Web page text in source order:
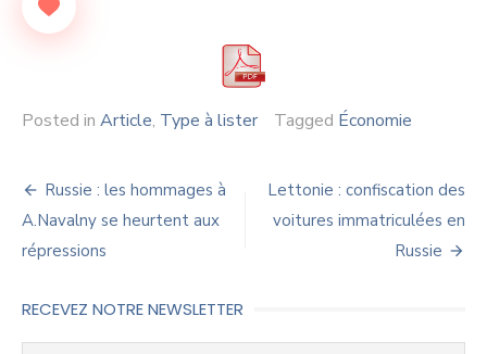
Posted in Article, Type à lister Tagged Économie
Navigation
de
l’article
Russie : les hommages à
A.Navalny se heurtent aux
répressions
Lettonie : confiscation des
voitures immatriculées en
Russie
RECEVEZ NOTRE NEWSLETTER